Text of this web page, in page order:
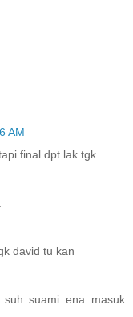
AM
final dpt lak tgk
david tu kan
suami ena masuk